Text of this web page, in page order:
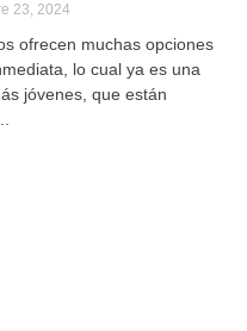
23, 2024
ofrecen muchas opciones
lo cual ya es una
jóvenes, que están